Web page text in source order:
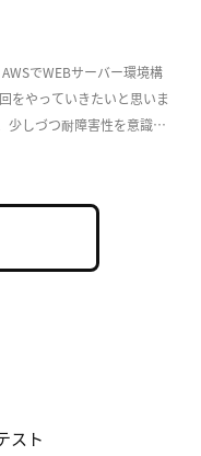
でWEBサーバー環境構
をやっていきたいと思いま
少しづつ耐障害性を意識し
スト